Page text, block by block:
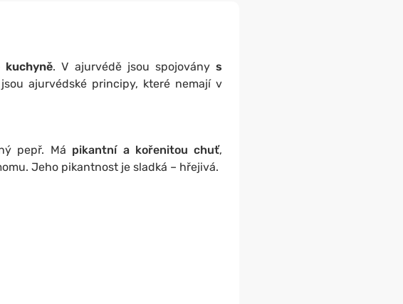
kuchyně. V ajurvédě jsou spojovány s
ajurvédské principy, které nemají v
pepř. Má pikantní a kořenitou chuť,
Jeho pikantnost je sladká – hřejivá.